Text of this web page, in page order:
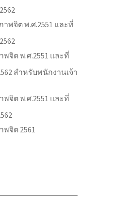
พจิต พ.ศ.2551 และที่
จิต พ.ศ.2551 และที่
สำหรับพนักงานเจ้า
จิต พ.ศ.2551 และที่
จิต 2561